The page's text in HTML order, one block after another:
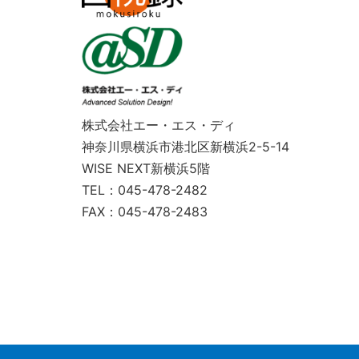
株式会社エー・エス・ディ
神奈川県横浜市港北区新横浜2-5-14
WISE NEXT新横浜5階
TEL：045-478-2482
FAX：045-478-2483